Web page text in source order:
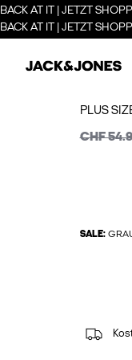
BACK AT IT | JETZT
BACK AT IT | JETZT
PLUS
CHF
SALE: